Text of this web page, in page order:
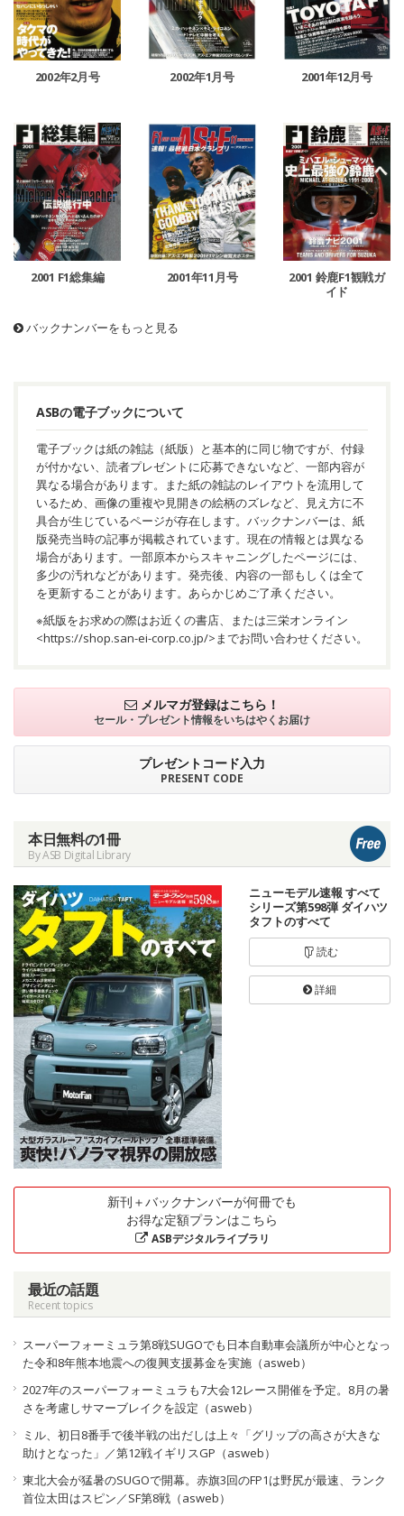
2002年2月号 2002年1月号 2001年12月号
2001 F1総集編 2001年11月号
2001 鈴鹿F1観戦ガ
イド
バックナンバーをもっと見る
ASBの電子ブックについて
電子ブックは紙の雑誌（紙版）と基本的に同じ物ですが、付録
が付かない、読者プレゼントに応募できないなど、一部内容が
異なる場合があります。また紙の雑誌のレイアウトを流用して
いるため、画像の重複や見開きの絵柄のズレなど、見え方に不
具合が生じているページが存在します。バックナンバーは、紙
版発売当時の記事が掲載されています。現在の情報とは異なる
場合があります。一部原本からスキャニングしたページには、
多少の汚れなどがあります。発売後、内容の一部もしくは全て
を更新することがあります。あらかじめご了承ください。
※紙版をお求めの際はお近くの書店、または三栄オンライン
<https://shop.san-ei-corp.co.jp/>までお問い合わせください。
メルマガ登録はこちら！
セール・プレゼント情報をいちはやくお届け
プレゼントコード入力
PRESENT CODE
本日無料の1冊
By ASB Digital Library
ニューモデル速報 すべて
シリーズ第598弾 ダイハツ
タフトのすべて
読む
詳細
新刊＋バックナンバーが何冊でも
お得な定額プランはこちら
ASBデジタルライブラリ
最近の話題
Recent topics
スーパーフォーミュラ第8戦SUGOでも日本自動車会議所が中心となっ
た令和8年熊本地震への復興支援募金を実施（asweb）
2027年のスーパーフォーミュラも7大会12レース開催を予定。8月の暑
さを考慮しサマーブレイクを設定（asweb）
ミル、初日8番手で後半戦の出だしは上々「グリップの高さが大きな
助けとなった」／第12戦イギリスGP（asweb）
東北大会が猛暑のSUGOで開幕。赤旗3回のFP1は野尻が最速、ランク
首位太田はスピン／SF第8戦（asweb）